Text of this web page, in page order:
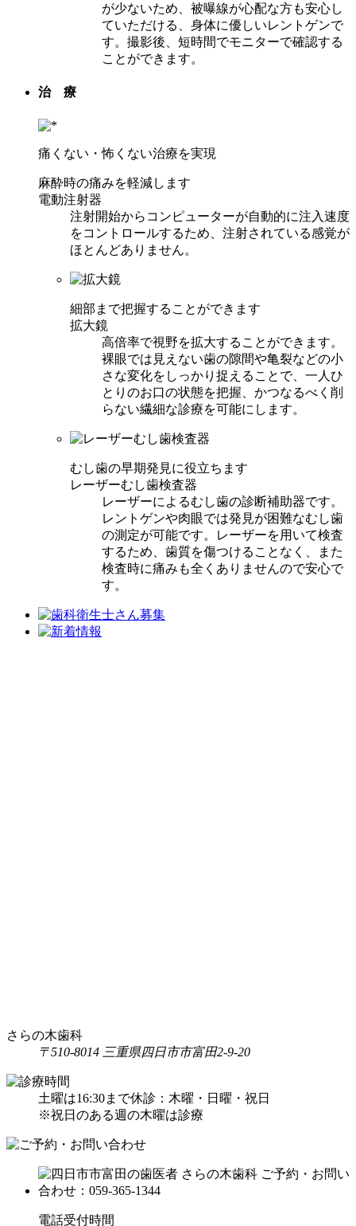
が少ないため、被曝線が心配な方も安心し
ていただける、身体に優しいレントゲンで
す。撮影後、短時間でモニターで確認する
ことができます。
治 療
痛くない・怖くない治療を実現
麻酔時の痛みを軽減します
電動注射器
注射開始からコンピューターが自動的に注入速度
をコントロールするため、注射されている感覚が
ほとんどありません。
細部まで把握することができます
拡大鏡
高倍率で視野を拡大することができます。
裸眼では見えない歯の隙間や亀裂などの小
さな変化をしっかり捉えることで、一人ひ
とりのお口の状態を把握、かつなるべく削
らない繊細な診療を可能にします。
むし歯の早期発見に役立ちます
レーザーむし歯検査器
レーザーによるむし歯の診断補助器です。
レントゲンや肉眼では発見が困難なむし歯
の測定が可能です。レーザーを用いて検査
するため、歯質を傷つけることなく、また
検査時に痛みも全くありませんので安心で
す。
さらの木歯科
〒510-8014 三重県四日市市富田2-9-20
土曜は16:30まで休診：木曜・日曜・祝日
※祝日のある週の木曜は診療
電話受付時間